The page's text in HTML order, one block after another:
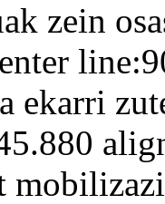
zein
ekarri